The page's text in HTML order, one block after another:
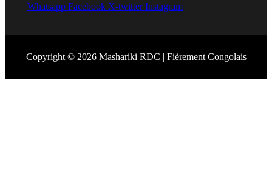
Whatsapp Facebook X-twitter Instagram
Copyright © 2026 Mashariki RDC | Fièrement Congolais